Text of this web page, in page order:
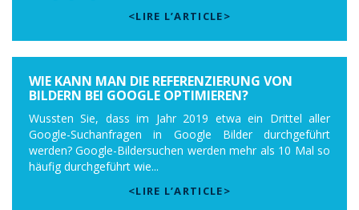
<LIRE L’ARTICLE>
WIE KANN MAN DIE REFERENZIERUNG VON
BILDERN BEI GOOGLE OPTIMIEREN?
Wussten Sie, dass im Jahr 2019 etwa ein Drittel aller
Google-Suchanfragen in Google Bilder durchgeführt
werden? Google-Bildersuchen werden mehr als 10 Mal so
häufig durchgeführt wie...
<LIRE L’ARTICLE>